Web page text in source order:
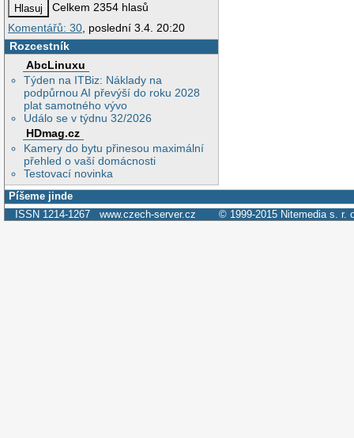
Celkem 2354 hlasů
Komentářů: 30 , poslední 3.4. 20:20
Rozcestník
AbcLinuxu
Týden na ITBiz: Náklady na
podpůrnou AI převýší do roku 2028
plat samotného vývo
Událo se v týdnu 32/2026
HDmag.cz
Kamery do bytu přinesou maximální
přehled o vaší domácnosti
Testovací novinka
Píšeme jinde
ISSN 1214-1267 www.czech-server.cz © 1999-2015 Nitemedia s. r.